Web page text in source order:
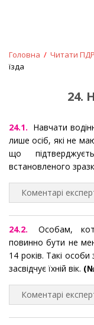
Головна / Читати
їзда
24.
24.1. Навчати
лише осіб, які не
що
встановленого
Коментарі
24.2.
Особам,
повинно бути не
14 років. Такі
засвідчує їхній вік.
Коментарі